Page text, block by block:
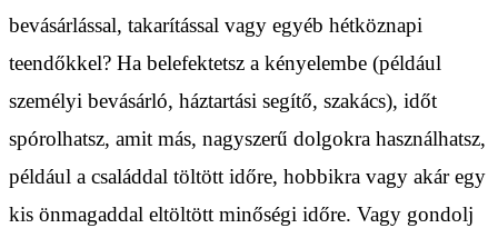
bevásárlással, takarítással vagy egyéb hétköznapi
teendőkkel? Ha belefektetsz a kényelembe (például
személyi bevásárló, háztartási segítő, szakács), időt
spórolhatsz, amit más, nagyszerű dolgokra használhatsz,
például a családdal töltött időre, hobbikra vagy akár egy
kis önmagaddal eltöltött minőségi időre. Vagy gondolj